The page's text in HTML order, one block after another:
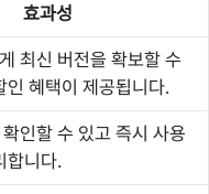
효과성
최신 버전을 확보할 수
인 혜택이 제공됩니다.
인할 수 있고 즉시 사용
합니다.